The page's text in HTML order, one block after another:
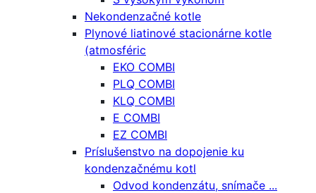
Nekondenzačné kotle
Plynové liatinové stacionárne kotle
(atmosféric
EKO COMBI
PLQ COMBI
KLQ COMBI
E COMBI
EZ COMBI
Príslušenstvo na dopojenie ku
kondenzačnému kotl
Odvod kondenzátu, snímače ...